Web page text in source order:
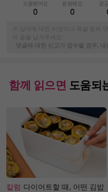
도움됐어요
0
응원해요
0
궁
※ 상대에 대한 비방이나 욕설 등의
-
댓글에 대한 신고가 접수될 경우,
함께 읽으면 도움되
칼럼 다이어트할 때, 어떤 김밥